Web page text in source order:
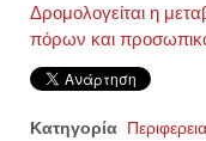
Δρομολογείται η
πόρων και
Κατηγορία